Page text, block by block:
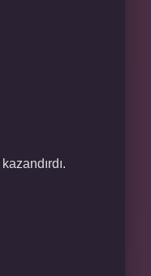
kazandırdı.